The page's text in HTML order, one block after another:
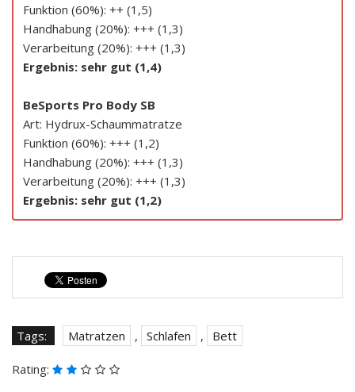
Funktion (60%): ++ (1,5)
Handhabung (20%): +++ (1,3)
Verarbeitung (20%): +++ (1,3)
Ergebnis: sehr gut (1,4)
BeSports Pro Body SB
Art: Hydrux-Schaummatratze
Funktion (60%): +++ (1,2)
Handhabung (20%): +++ (1,3)
Verarbeitung (20%): +++ (1,3)
Ergebnis: sehr gut (1,2)
Tags: Matratzen , Schlafen , Bett
Rating: